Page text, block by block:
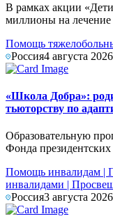
В рамках акции
миллионы на лечение
Помощь
Россия4 августа 2026
«Школа Добра»:
тьюторству по
Образовательную
Фонда президентских
Помощь инвалидам |
инвалидами |
Россия3 августа 2026